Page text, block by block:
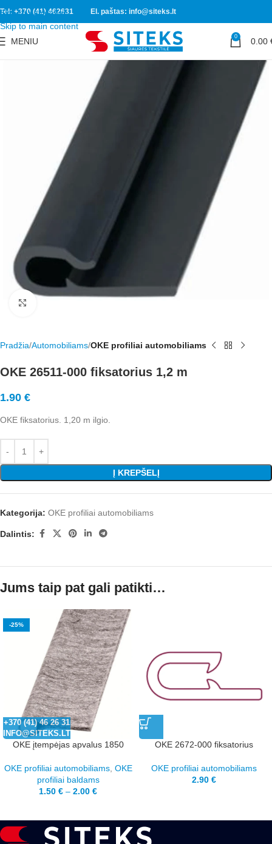
Skip to navigation
Skip to main content
Tel: +370 (41) 462631 El. paštas: info@siteks.lt
MENIU 0 0.00
Pradžia Automobiliams OKE profiliai automobiliams
OKE 26511-000 fiksatorius 1,2 m
1.90 €
OKE fiksatorius. 1,20 m ilgio.
Į KREPŠELĮ
Kategorija: OKE profiliai automobiliams
Dalintis:
Jums taip pat gali patikti…
-25%
+370 (41) 46 26 31
INFO@SITEKS.LT
OKE įtempėjas apvalus 1850
OKE profiliai automobiliams, OKE
profiliai baldams
1.50 € – 2.00 €
OKE 2672-000 fiksatorius
OKE profiliai automobiliams
2.90 €